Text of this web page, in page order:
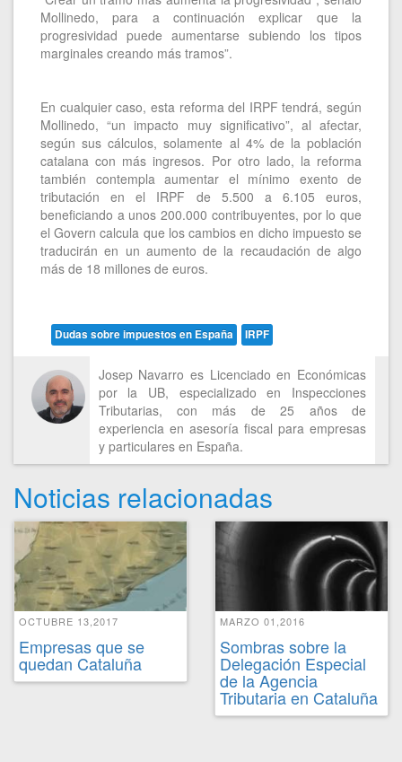
Mollinedo, para a continuación explicar que la
progresividad puede aumentarse subiendo los tipos
marginales creando más tramos”.
En cualquier caso, esta reforma del IRPF tendrá, según
Mollinedo, “un impacto muy significativo”, al afectar,
según sus cálculos, solamente al 4% de la población
catalana con más ingresos. Por otro lado, la reforma
también contempla aumentar el mínimo exento de
tributación en el IRPF de 5.500 a 6.105 euros,
beneficiando a unos 200.000 contribuyentes, por lo que
el Govern calcula que los cambios en dicho impuesto se
traducirán en un aumento de la recaudación de algo
más de 18 millones de euros.
Dudas sobre impuestos en España IRPF
Josep Navarro es Licenciado en Económicas
por la UB, especializado en Inspecciones
Tributarias, con más de 25 años de
experiencia en asesoría fiscal para empresas
y particulares en España.
Noticias relacionadas
OCTUBRE 13,2017
Empresas que se
quedan Cataluña
MARZO 01,2016
Sombras sobre la
Delegación Especial
de la Agencia
Tributaria en Cataluña